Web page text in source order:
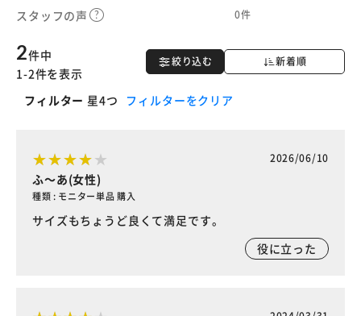
スタッフの声 0件
絞り込む 新着順
2件中
1-2件を表示
フィルター 星4つ フィルターをクリア
2026/06/10
ふ～あ(女性)
種類 : モニター単品 購入
サイズもちょうど良くて満足です。
役に立った